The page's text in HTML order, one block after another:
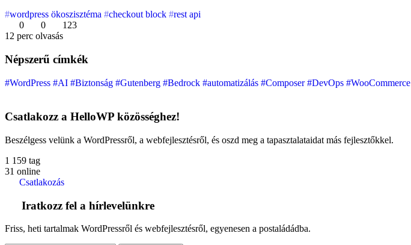
wordpress ökoszisztéma checkout block
rest api
0
0
123
12 perc olvasás
Népszerű címkék
#WordPress #AI #Biztonság #Gutenberg #Bedrock #automatizálás #Composer#DevOps #WooCommerce
Csatlakozz a HelloWP közösséghez!
Beszélgess velünk a WordPressről, a webfejlesztésről, és oszd meg a tapasztalataidat más fejlesztőkkel.
1 159 tag
31 online
Csatlakozás
Iratkozz fel a hírlevelünkre
Friss, heti tartalmak WordPressről és webfejlesztésről, egyenesen a postaládádba.